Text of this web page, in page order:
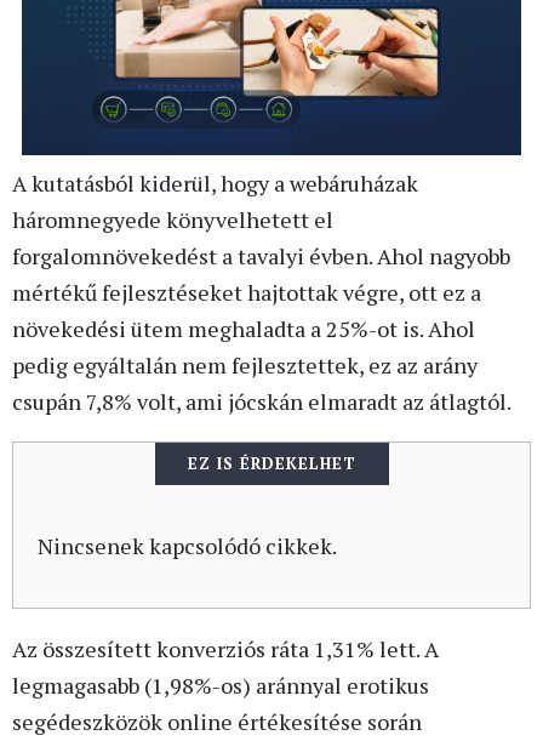
A kutatásból kiderül, hogy a webáruházak
háromnegyede könyvelhetett el
forgalomnövekedést a tavalyi évben. Ahol nagyobb
mértékű fejlesztéseket hajtottak végre, ott ez a
növekedési ütem meghaladta a 25%-ot is. Ahol
pedig egyáltalán nem fejlesztettek, ez az arány
csupán 7,8% volt, ami jócskán elmaradt az átlagtól.
EZ IS ÉRDEKELHET
Nincsenek kapcsolódó cikkek.
Az összesített konverziós ráta 1,31% lett. A
legmagasabb (1,98%-os) aránnyal erotikus
segédeszközök online értékesítése során